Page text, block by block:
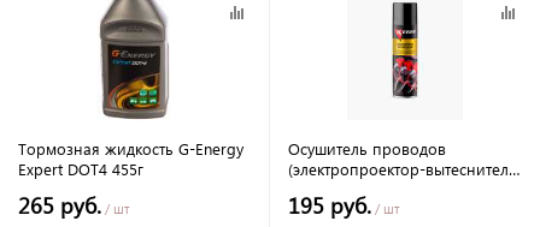
Тормозная жидкость G-Energy
Expert DOT4 455г
265 руб. / шт
Осушитель проводов
(электропроектор-вытеснитель
195 руб. / шт